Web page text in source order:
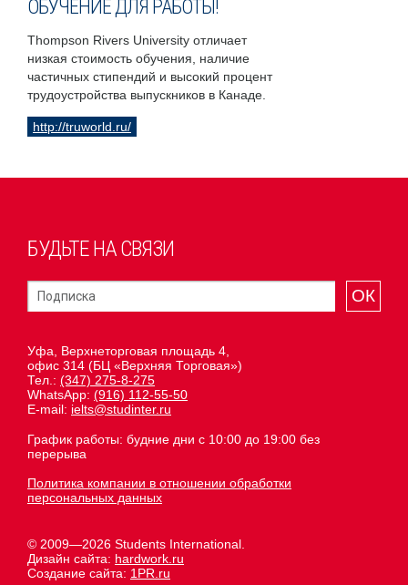
ОБУЧЕНИЕ ДЛЯ РАБОТЫ!
Thompson Rivers University отличает
низкая стоимость обучения, наличие
частичных стипендий и высокий процент
трудоустройства выпускников в Канаде.
http://truworld.ru/
БУДЬТЕ НА СВЯЗИ
ОК
Уфа, Верхнеторговая площадь 4,
офис 314 (БЦ «Верхняя Торговая»)
Тел.: (347) 275-8-275
WhatsApp: (916) 112-55-50
E-mail: ielts@studinter.ru
График работы: будние дни с 10:00 до 19:00 без
перерыва
Политика компании в отношении обработки
персональных данных
© 2009—2026 Students International.
Дизайн сайта: hardwork.ru
Создание сайта: 1PR.ru